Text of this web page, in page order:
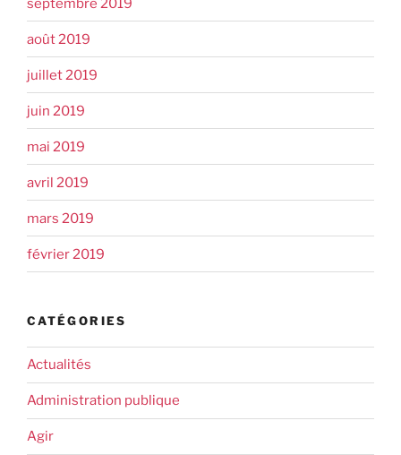
septembre 2019
août 2019
juillet 2019
juin 2019
mai 2019
avril 2019
mars 2019
février 2019
CATÉGORIES
Actualités
Administration publique
Agir